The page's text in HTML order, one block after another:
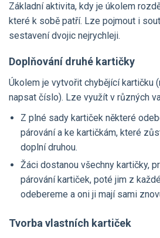
Základní aktivita, kdy je úkolem
které k sobě patří. Lze pojmout i
sestavení dvojic nejrychleji.
Doplňování druhé kartičky
Úkolem je vytvořit chybějící kartičku
napsat číslo). Lze využít v různých
Z plné sady kartiček některé
párování a ke kartičkám, které
doplní druhou.
Žáci dostanou všechny kartičky,
párování kartiček, poté jim z
odebereme a oni ji mají sami
Tvorba vlastních kartiček